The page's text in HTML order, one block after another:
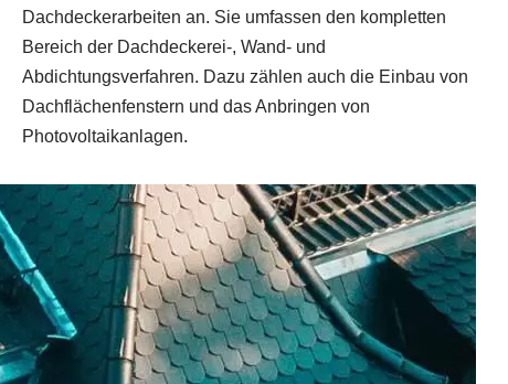
Dachdeckerarbeiten an. Sie umfassen den kompletten
Bereich der Dachdeckerei-, Wand- und
Abdichtungsverfahren. Dazu zählen auch die Einbau von
Dachflächenfenstern und das Anbringen von
Photovoltaikanlagen.